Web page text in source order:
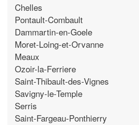
Chelles
Pontault-Combault
Dammartin-en-Goele
Moret-Loing-et-Orvanne
Meaux
Ozoir-la-Ferriere
Saint-Thibault-des-Vignes
Savigny-le-Temple
Serris
Saint-Fargeau-Ponthierry